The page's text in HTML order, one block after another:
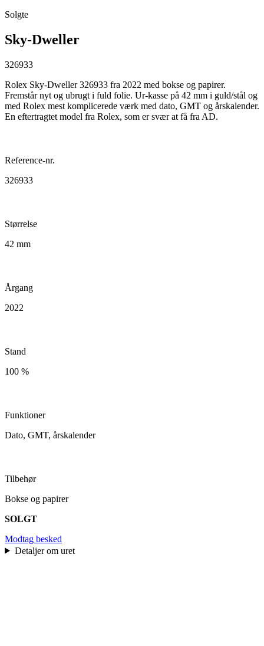
Solgte
Sky-Dweller
326933
Rolex Sky-Dweller 326933 fra 2022 med bokse og papirer.
Fremstår nyt og ubrugt i fuld folie. Ur-kasse på 42 mm i guld/stål og
med Rolex mest komplicerede værk med dato, GMT og årskalender.
En eftertragtet model fra Rolex, som er svær at få fra AD.
Reference-nr.
326933
Størrelse
42 mm
Årgang
2022
Stand
100 %
Funktioner
Dato, GMT, årskalender
Tilbehør
Bokse og papirer
SOLGT
Modtag besked
Detaljer om uret